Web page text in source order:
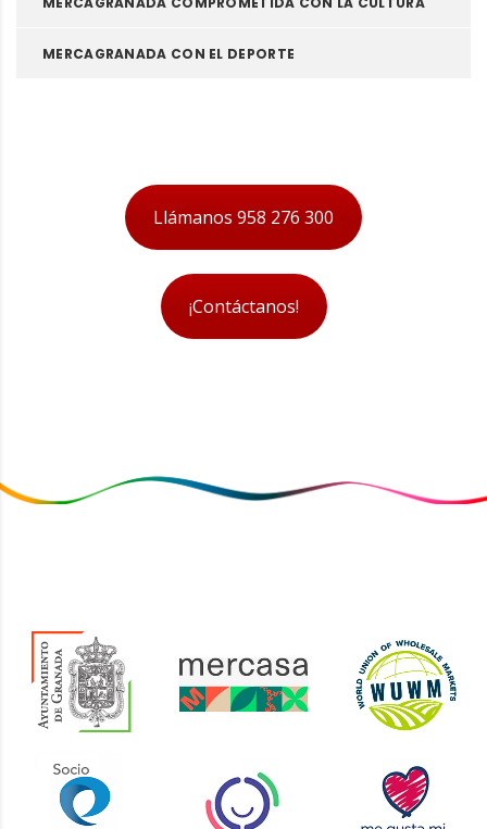
MERCAGRANADA CON EL DEPORTE
Llámanos 958 276 300
¡Contáctanos!